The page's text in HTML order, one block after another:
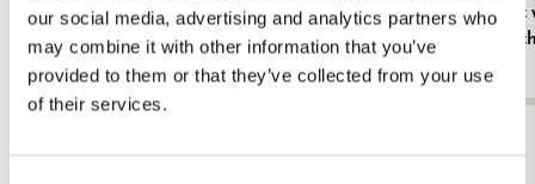
our social media, advertising and analytics partners who
may combine it with other information that you’ve
provided to them or that they’ve collected from your use
of their services.
Rijn, Museum Het Rembrandthuis
€ 7,99
Rembrandt
€ 9,99